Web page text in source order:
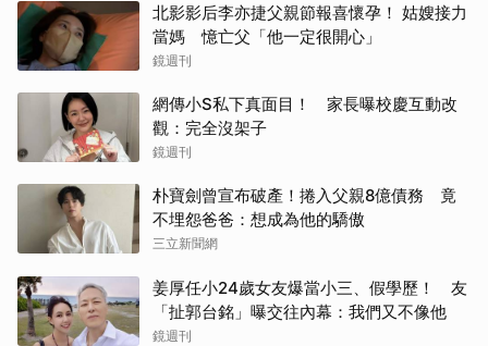
北影影后李亦捷父親節報喜懷孕！ 姑嫂接力
當媽 憶亡父「他一定很開心」
鏡週刊
網傳小S私下真面目！ 家長曝校慶互動改
觀：完全沒架子
鏡週刊
朴寶劍曾宣布破產！捲入父親8億債務 竟
不埋怨爸爸：想成為他的驕傲
三立新聞網
姜厚任小24歲女友爆當小三、假學歷！ 友
「扯郭台銘」曝交往內幕：我們又不像他
鏡週刊